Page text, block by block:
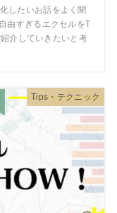
したいお話をよく聞
由すぎるエクセルをT
介していきたいと考
Tips・テクニック